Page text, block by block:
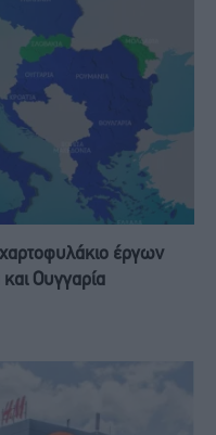
έργων
Ουγγαρία